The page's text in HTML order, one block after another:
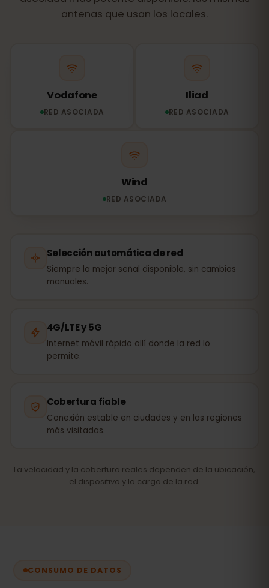
antenas que usan los locales.
Vodafone
RED ASOCIADA
Iliad
RED ASOCIADA
Wind
RED ASOCIADA
Selección automática de red
Siempre la mejor señal disponible, sin cambios
manuales.
4G/LTE y 5G
Internet móvil rápido allí donde la red lo
permite.
Cobertura fiable
Conexión estable en ciudades y en las regiones
más visitadas.
La velocidad y la cobertura reales dependen de la ubicación,
el dispositivo y la carga de la red.
CONSUMO DE DATOS